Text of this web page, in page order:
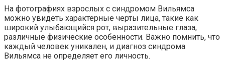
На фотографиях взрослых с синдромом Вильямса
можно увидеть характерные черты лица, такие как
широкий улыбающийся рот, выразительные глаза,
различные физические особенности. Важно помнить, что
каждый человек уникален, и диагноз синдрома
Вильямса не определяет его личность.